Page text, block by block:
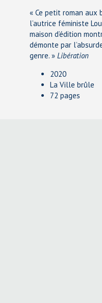
« Ce petit roman
l’autrice féministe
maison d’édition
démonte par
genre. »Libération
2020
La Ville brûle
72 pages